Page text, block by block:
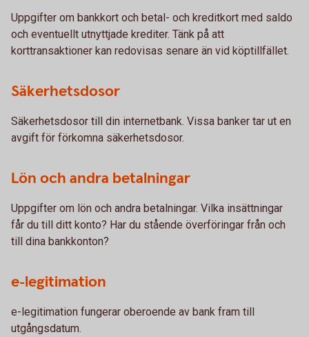
Uppgifter om bankkort och betal- och kreditkort med saldo
och eventuellt utnyttjade krediter. Tänk på att
korttransaktioner kan redovisas senare än vid köptillfället.
Säkerhetsdosor
Säkerhetsdosor till din internetbank. Vissa banker tar ut en
avgift för förkomna säkerhetsdosor.
Lön och andra betalningar
Uppgifter om lön och andra betalningar. Vilka insättningar
får du till ditt konto? Har du stående överföringar från och
till dina bankkonton?
e-legitimation
e-legitimation fungerar oberoende av bank fram till
utgångsdatum.